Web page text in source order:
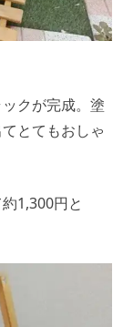
クが完成。塗
とてもおしゃ
1,300円と